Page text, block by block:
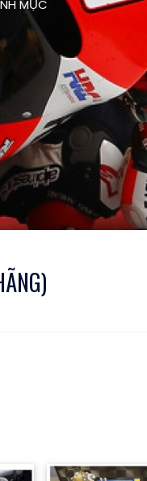
MỤC